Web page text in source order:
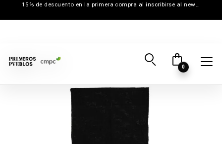
15% de descuento en la primera compra al inscribirse al newsletter
0